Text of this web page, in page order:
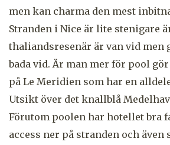
men kan charma den mest
Stranden i Nice är lite stenigare
thaliandsresenär är van vid men
bada vid. Är man mer för pool
på Le Meridien som har en
Utsikt över det knallblå
Förutom poolen har hotellet bra
access ner på stranden och även